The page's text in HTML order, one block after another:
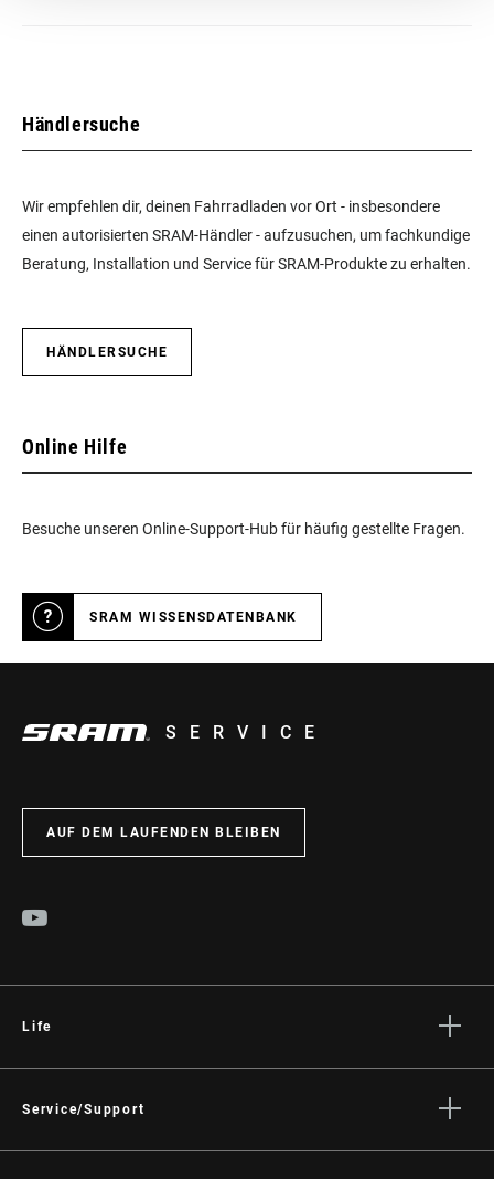
Händlersuche
Wir empfehlen dir, deinen Fahrradladen vor Ort - insbesondere
einen autorisierten SRAM-Händler - aufzusuchen, um fachkundige
Beratung, Installation und Service für SRAM-Produkte zu erhalten.
HÄNDLERSUCHE
Online Hilfe
Besuche unseren Online-Support-Hub für häufig gestellte Fragen.
SRAM WISSENSDATENBANK
SERVICE
AUF DEM LAUFENDEN BLEIBEN
Life
Kultur
Service/Support